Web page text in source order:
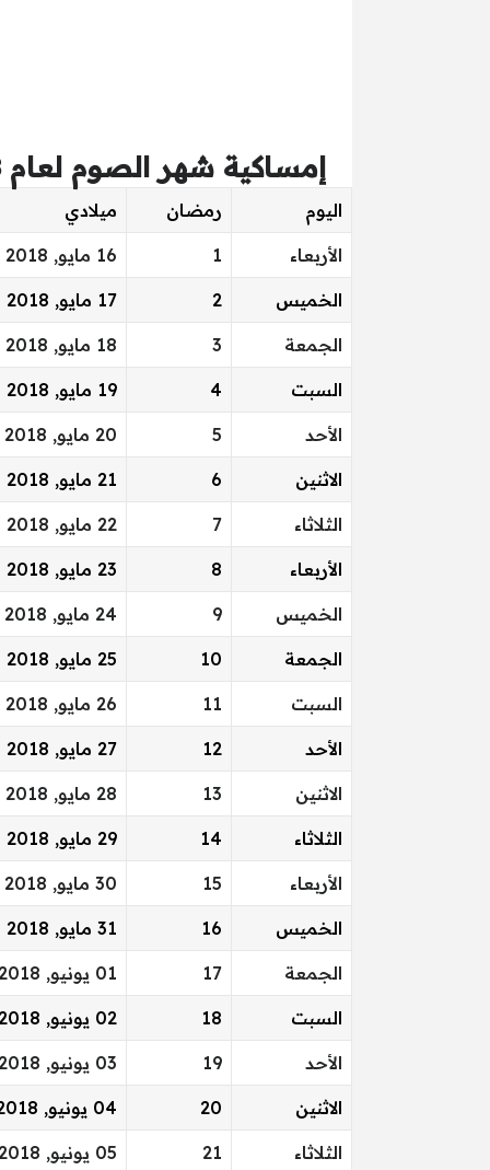
إمساكية شهر الصوم لعام 2018 – 1439 هـ ومواقيت الـ5 الصلاوات بالمدينة المنورة
اليوم رمضان ميلادي
الأربعاء 1 16 مايو, 2018
الخميس 2 17 مايو, 2018
الجمعة 3 18 مايو, 2018
السبت 4 19 مايو, 2018
الأحد 5 20 مايو, 2018
الاثنين 6 21 مايو, 2018
الثلاثاء 7 22 مايو, 2018
الأربعاء 8 23 مايو, 2018
الخميس 9 24 مايو, 2018
الجمعة 10 25 مايو, 2018
السبت 11 26 مايو, 2018
الأحد 12 27 مايو, 2018
الاثنين 13 28 مايو, 2018
الثلاثاء 14 29 مايو, 2018
الأربعاء 15 30 مايو, 2018
الخميس 16 31 مايو, 2018
الجمعة 17 01 يونيو, 2018
السبت 18 02 يونيو, 2018
الأحد 19 03 يونيو, 2018
الاثنين 20 04 يونيو, 2018
الثلاثاء 21 05 يونيو, 2018